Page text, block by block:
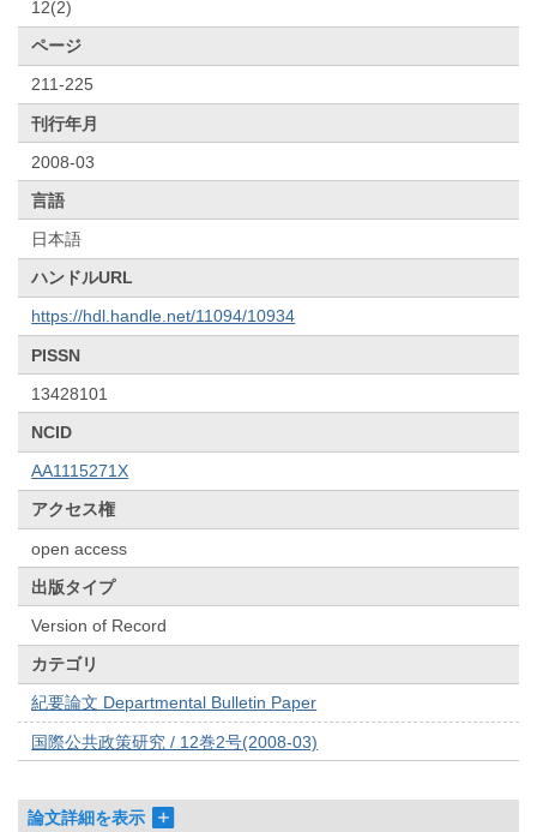
12(2)
ページ
211-225
刊行年月
2008-03
言語
日本語
ハンドルURL
https://hdl.handle.net/11094/10934
PISSN
13428101
NCID
AA1115271X
アクセス権
open access
出版タイプ
Version of Record
カテゴリ
紀要論文 Departmental Bulletin Paper
国際公共政策研究 / 12巻2号(2008-03)
論文詳細を表示